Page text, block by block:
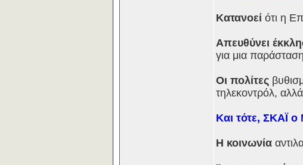
Κατανοεί ότι η
Απευθύνει
για μια
Οι πολίτες
τηλεκοντρόλ,
Και τότε, ΣΚΑΪ ο
Η κοινωνία